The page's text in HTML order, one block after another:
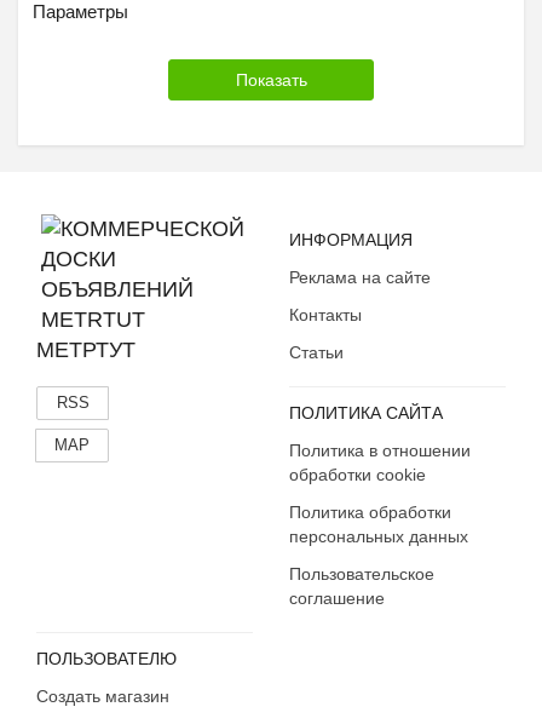
Параметры
МЕТРТУТ
RSS
MAP
ИНФОРМАЦИЯ
Реклама на сайте
Контакты
Статьи
ПОЛИТИКА САЙТА
Политика в отношении
обработки cookie
Политика обработки
персональных данных
Пользовательское
соглашение
ПОЛЬЗОВАТЕЛЮ
Создать магазин